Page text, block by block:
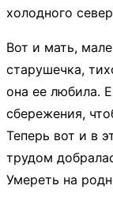
холодного
Вот и мать,
старушечка,
она ее любила.
сбережения,
Теперь вот и в
трудом
Умереть на